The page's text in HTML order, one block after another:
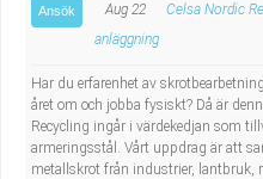
Socialt arbete
Säkerhetsarbete
Tekniskt arbete
Fastighetsskötare
Informatör/
Brevbärare
Ansök Aug 22 Celsa Nordic
anläggning
Har du erfarenhet av
året om och jobba fysiskt? Då är
Recycling ingår i värdekedjan som
armeringsstål. Vårt uppdrag är att
metallskrot från industrier, lantbruk,